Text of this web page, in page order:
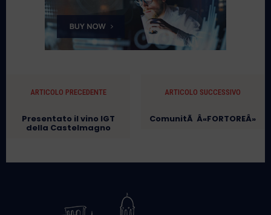
ARTICOLO PRECEDENTE
Presentato il vino IGT
della Castelmagno
ARTICOLO SUCCESSIVO
ComunitÃ Â«FORTOREÂ»